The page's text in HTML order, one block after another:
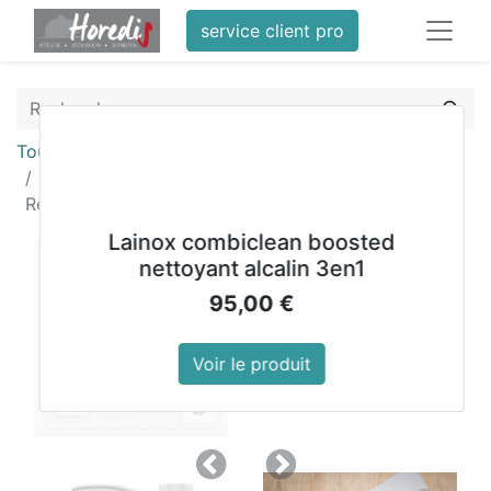
service client pro
Tous les produits
Recyclable 450ml (lot de 500)
Lainox combiclean boosted
nettoyant alcalin 3en1
95,00€
Voir le produit
PrécedentSuivant